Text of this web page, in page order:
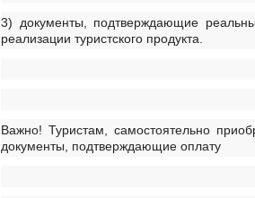
3) документы, подтверждающие
реализации туристского продукта.
Важно! Туристам, самостоятельно
документы, подтверждающие оплату